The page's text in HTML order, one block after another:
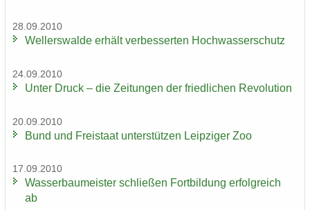
28.09.2010
Wel­ler­s­wal­de er­hält ver­bes­ser­ten Hoch­was­ser­schutz
24.09.2010
Unter Druck – die Zei­tun­gen der fried­li­chen Re­vo­lu­ti­on
20.09.2010
Bund und Frei­staat un­ter­stüt­zen Leip­zi­ger Zoo
17.09.2010
Was­ser­bau­meis­ter schlie­ßen Fort­bil­dung er­folg­reich
ab